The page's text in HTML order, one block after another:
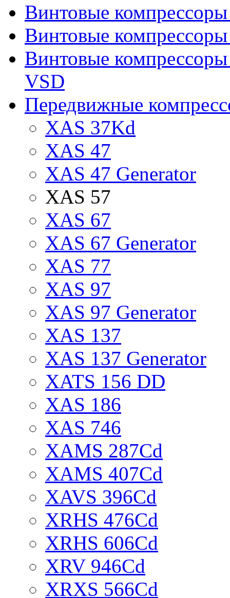
Винтовые
Винтовые
Винтовые
VSD
Передвижные
XAS 37Kd
XAS 47
XAS 47 Generator
XAS 57
XAS 67
XAS 67 Generator
XAS 77
XAS 97
XAS 97 Generator
XAS 137
XAS 137 Generator
XATS 156 DD
XAS 186
XAS 746
XAMS 287Cd
XAMS 407Cd
XAVS 396Cd
XRHS 476Cd
XRHS 606Cd
XRV 946Cd
XRXS 566Cd